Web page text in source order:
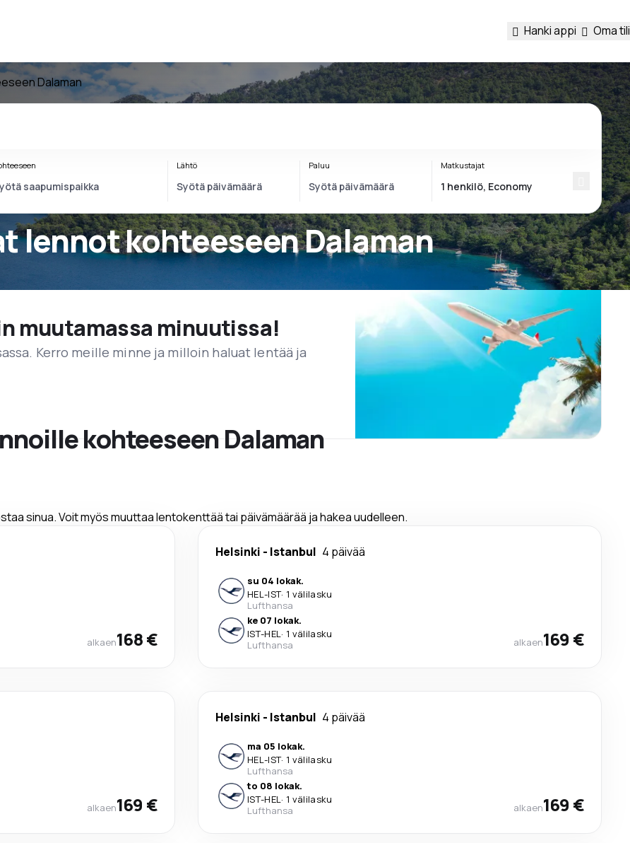
Hanki appi Oma tili
Dalaman
lennot kohteeseen Dalaman
Lähtö Paluu Matkustajat
muutamassa minuutissa!
Kerro meille minne ja milloin haluat lentää ja
kohteeseen Dalaman
sinua. Voit myös muuttaa lentokenttää tai päivämäärää ja hakea uudelleen.
alkaen168 €
Helsinki - Istanbul 4 päivää
su 04 lokak.
HEL-IST· 1 välilasku
Lufthansa
ke 07 lokak.
IST-HEL· 1 välilasku
Lufthansa
alkaen169 €
alkaen169 €
Helsinki - Istanbul 4 päivää
ma 05 lokak.
HEL-IST· 1 välilasku
Lufthansa
to 08 lokak.
IST-HEL· 1 välilasku
Lufthansa
alkaen169 €